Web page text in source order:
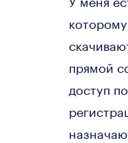
прямой
доступ